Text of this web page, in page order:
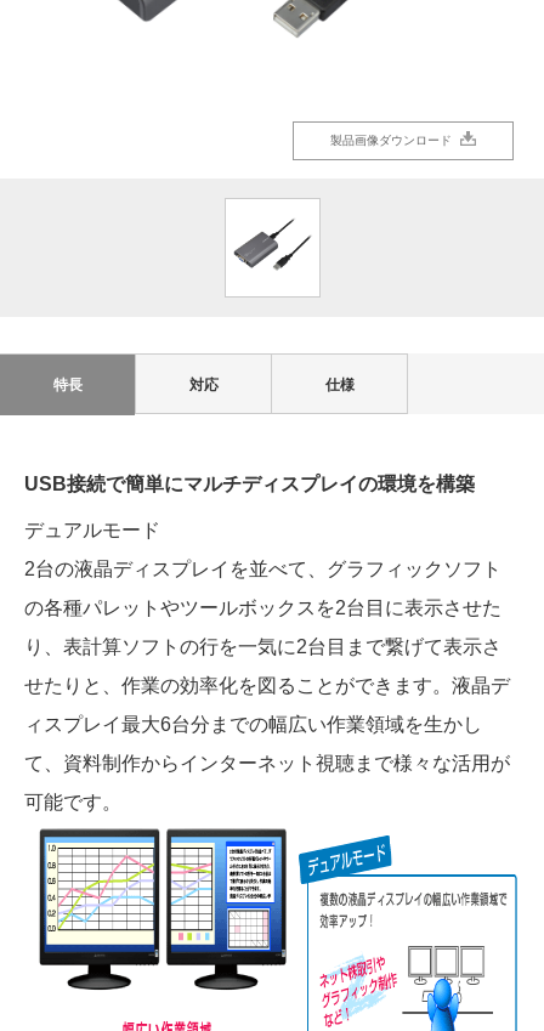
製品画像ダウンロード
特長 対応 仕様
USB接続で簡単にマルチディスプレイの環境を構築
デュアルモード
2台の液晶ディスプレイを並べて、グラフィックソフト
の各種パレットやツールボックスを2台目に表示させた
り、表計算ソフトの行を一気に2台目まで繋げて表示さ
せたりと、作業の効率化を図ることができます。液晶デ
ィスプレイ最大6台分までの幅広い作業領域を生かし
て、資料制作からインターネット視聴まで様々な活用が
可能です。